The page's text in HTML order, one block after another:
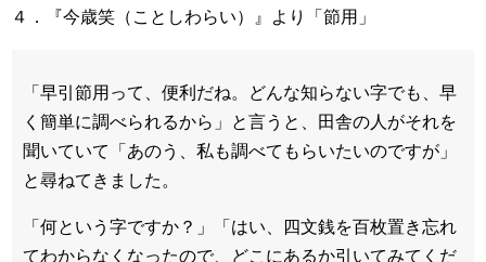
４．『今歳笑（ことしわらい）』より「節用」
「早引節用って、便利だね。どんな知らない字でも、早
く簡単に調べられるから」と言うと、田舎の人がそれを
聞いていて「あのう、私も調べてもらいたいのですが」
と尋ねてきました。
「何という字ですか？」「はい、四文銭を百枚置き忘れ
てわからなくなったので、どこにあるか引いてみてくだ